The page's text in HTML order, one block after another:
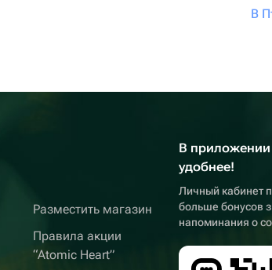
В
Разместить магазин
Правила акции
“Atomic Heart”
В
удобнее!
Личный кабинет
больше бонусов
напоминания о